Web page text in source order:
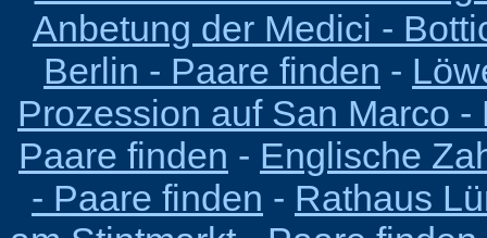
Anbetung der Medici -
Berlin - Paare finden -
Prozession auf San Marco -
Paare finden - Englische
- Paare finden - Rathaus